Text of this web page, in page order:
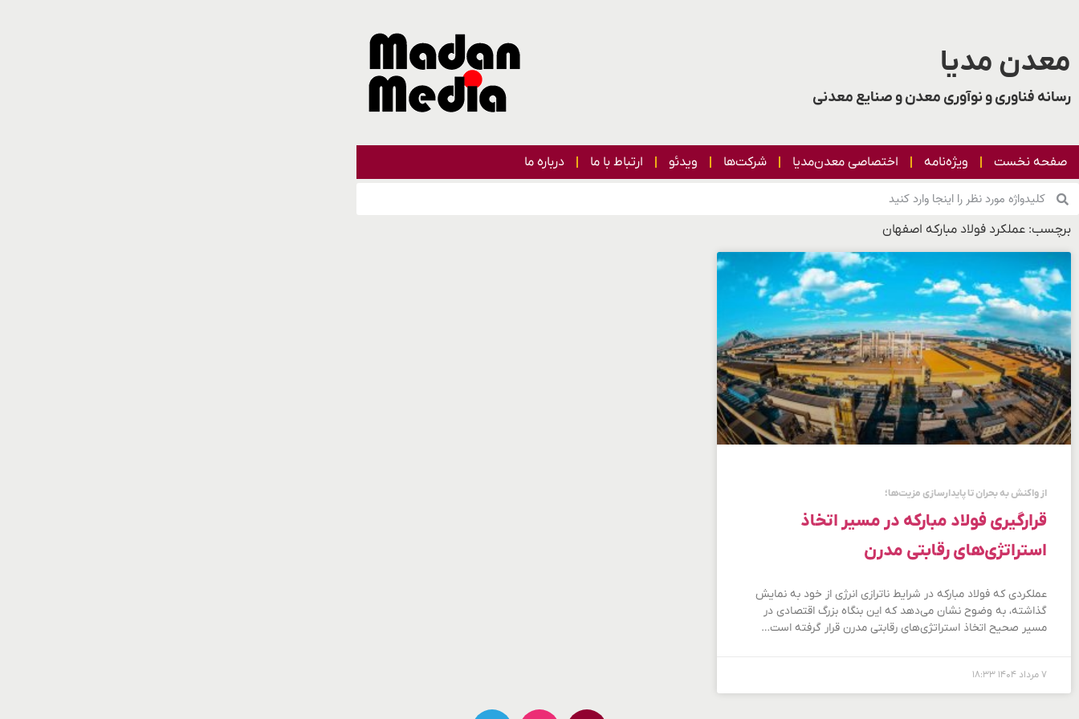
معدن مدیا
رسانه فناوری و نوآوری معدن و صنایع معدنی
صفحه نخست ویژه‌نامه اختصاصی معدن‌مدیا شرکت‌ها ویدئو ارتباط با ما درباره ما
برچسب: عملکرد فولاد مبارکه اصفهان
از واکنش به بحران تا پایدارسازی مزیت‌ها؛
قرارگیری فولاد مباركه در مسیر اتخاذ
استراتژی‌های رقابتی مدرن
عملکردی که فولاد مباركه در شرایط ناترازی انرژی از خود به نمایش
گذاشته، به وضوح نشان می‌دهد که این بنگاه بزرگ اقتصادی در
مسیر صحیح اتخاذ استراتژی‌های رقابتی مدرن قرار گرفته است…
۷ مرداد ۱۴۰۴ ۱۸:۳۳